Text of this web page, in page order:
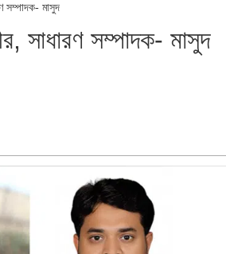
সম্পাদক- মাসুদ
সাধারণ সম্পাদক- মাসুদ